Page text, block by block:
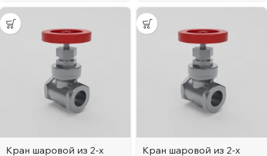
Кран шаровой из 2-х
Кран шаровой из 2-х